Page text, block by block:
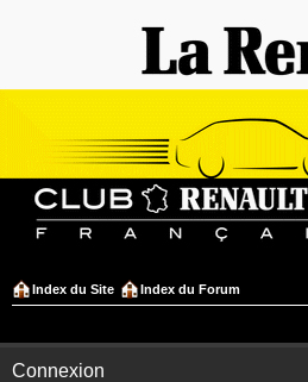
Index du Site Index du Forum
Connexion